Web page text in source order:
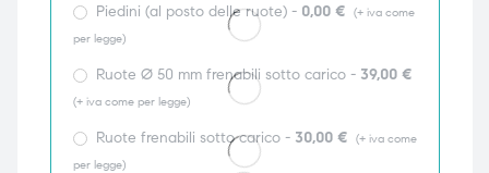
Piedini (al posto delle ruote) - 0,00 € (+ iva come
per legge)
Ruote Ø 50 mm frenabili sotto carico - 39,00 €
(+ iva come per legge)
Ruote frenabili sotto carico - 30,00 € (+ iva come
per legge)